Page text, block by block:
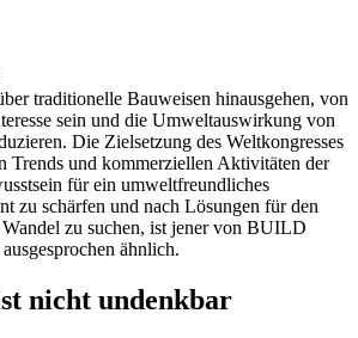
traditionelle Bauweisen hinausgehen, von
sein und die Umweltauswirkung von
Die Zielsetzung des Weltkongresses
Trends und kommerziellen Aktivitäten der
für ein umweltfreundliches
zu schärfen und nach Lösungen für den
zu suchen, ist jener von BUILD
ähnlich.
nicht undenkbar